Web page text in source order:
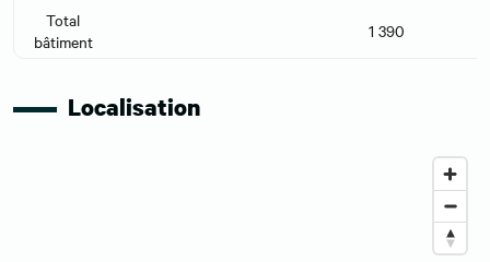
Total
bâtiment
1 390
Localisation